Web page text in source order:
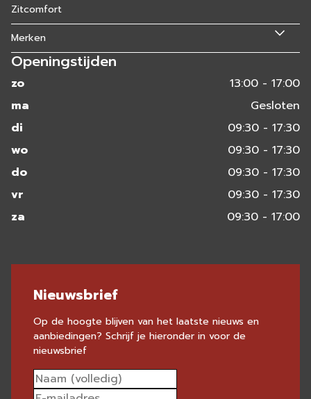
Zitcomfort
Merken
Openingstijden
zo
13:00 - 17:00
ma
Gesloten
di
09:30 - 17:30
wo
09:30 - 17:30
do
09:30 - 17:30
vr
09:30 - 17:30
za
09:30 - 17:00
Nieuwsbrief
Op de hoogte blijven van het laatste nieuws en
aanbiedingen? Schrijf je hieronder in voor de
nieuwsbrief